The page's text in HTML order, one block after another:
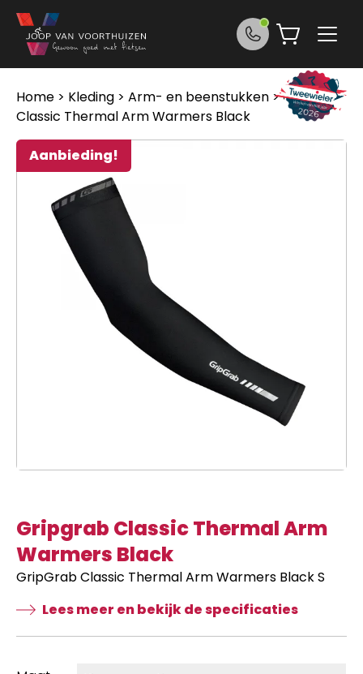
Ga naar de inhoud
Home > Kleding > Arm- en beenstukken > Gripgrab
Classic Thermal Arm Warmers Black
Aanbieding!
Gripgrab Classic Thermal Arm
Warmers Black
GripGrab Classic Thermal Arm Warmers Black S
Lees meer en bekijk de specificaties